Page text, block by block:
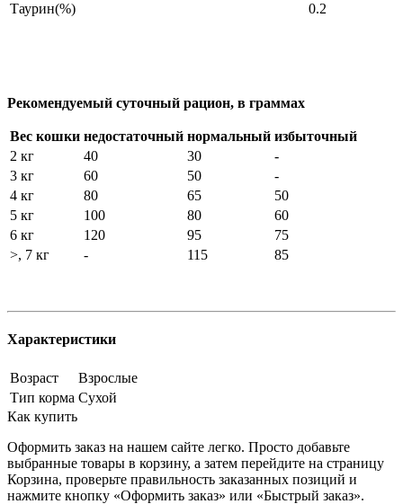
Таурин(%)
0.2
Рекомендуемый суточный рацион, в граммах
Вес кошки недостаточный нормальный избыточный
2 кг
40 30
-
3 кг
60 50
-
4 кг
80 65
50
5 кг
100 80
60
6 кг
120 95
75
>, 7 кг
- 115 85
Характеристики
Возраст
Взрослые
Тип корма Сухой
Как купить
Оформить заказ на нашем сайте легко. Просто добавьте
выбранные товары в корзину, а затем перейдите на страницу
Корзина, проверьте правильность заказанных позиций и
нажмите кнопку «Оформить заказ» или «Быстрый заказ».